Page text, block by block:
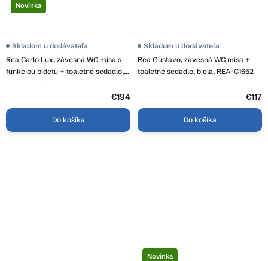
Novinka
Rea Carlo Lux, závesná WC misa s
funkciou bidetu + toaletné sedadlo,
biela lesklá, REA-C9701
Skladom u dodávateľa
€194
Do košíka
Rea Gustavo, závesná WC misa +
toaletné sedadlo, biela, REA-C1652
Skladom u dodávateľa
€117
Do košíka
Novinka